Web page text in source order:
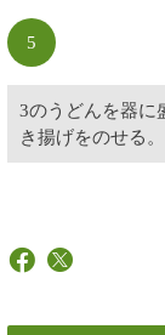
5
3のうどんを器に
き揚げをのせる。